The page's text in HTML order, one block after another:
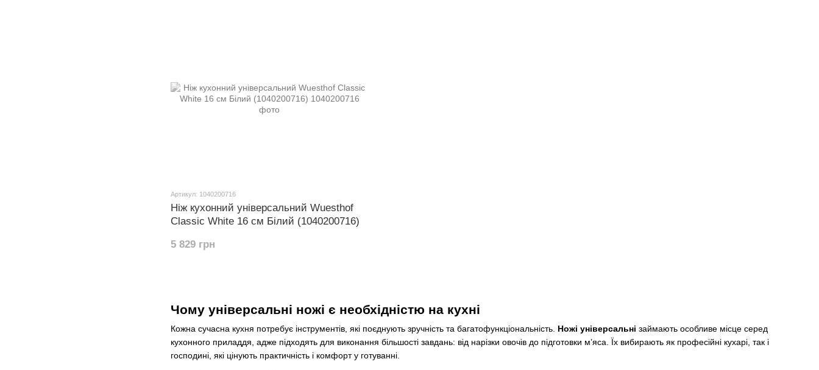
Чому універсальні ножі є необхідністю на кухні
Кожна сучасна кухня потребує інструментів, які поєднують зручність та багатофункціональність. Ножі універсальні займають особливе місце серед
кухонного приладдя, адже підходять для виконання більшості завдань: від нарізки овочів до підготовки м’яса. Їх вибирають як професійні кухарі, так і
господині, які цінують практичність і комфорт у готуванні.
Артикул: 1040200716
Ніж кухонний універсальний Wuesthof
Classic White 16 см Білий (1040200716)
5 829 грн